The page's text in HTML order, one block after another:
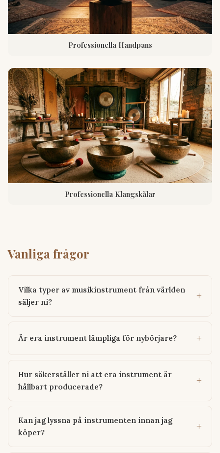
Professionella Handpans
Professionella Klangskålar
Vanliga frågor
Vilka typer av musikinstrument från världen
säljer ni?
Är era instrument lämpliga för nybörjare?
Hur säkerställer ni att era instrument är
hållbart producerade?
Kan jag lyssna på instrumenten innan jag
köper?